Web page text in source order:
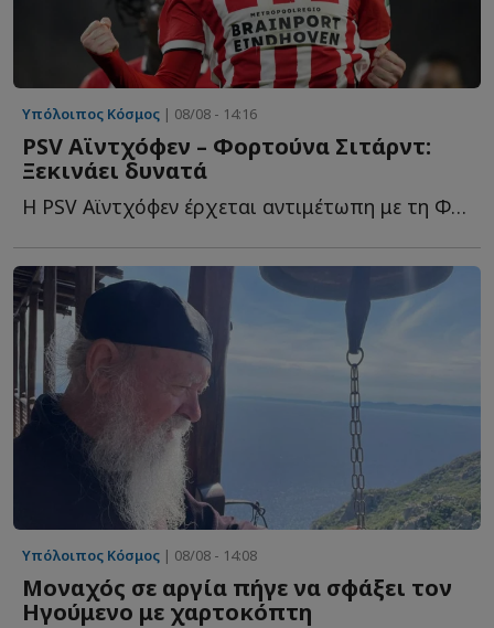
Υπόλοιπος Κόσμος | 08/08 - 14:16
PSV Αϊντχόφεν – Φορτούνα Σιτάρντ:
Ξεκινάει δυνατά
Η PSV Αϊντχόφεν έρχεται αντιμέτωπη με τη Φορτούνα Σιτάρντ σ...
Υπόλοιπος Κόσμος | 08/08 - 14:08
Μοναχός σε αργία πήγε να σφάξει τον
Ηγούμενο με χαρτοκόπτη